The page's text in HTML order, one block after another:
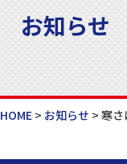
お知らせ
HOME> お知らせ > 寒